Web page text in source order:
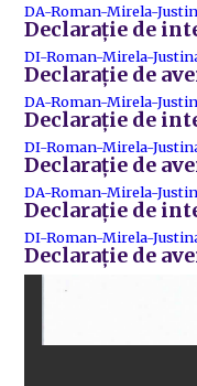
DA-Roman-Mirela-
Declarație de
DI-Roman-Mirela-
Declarație de
DA-Roman-Mirela-
Declarație de
DI-Roman-Mirela-
Declarație de
DA-Roman-Mirela-
Declarație de
DI-Roman-Mirela-
Declarație de